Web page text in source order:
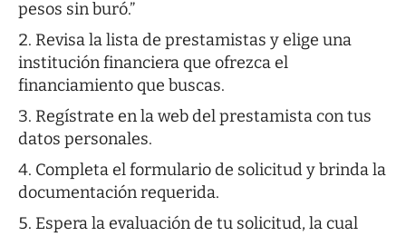
pesos sin buró.”
Revisa la lista de prestamistas y elige una
institución financiera que ofrezca el
financiamiento que buscas.
Regístrate en la web del prestamista con tus
datos personales.
Completa el formulario de solicitud y brinda la
documentación requerida.
Espera la evaluación de tu solicitud, la cual